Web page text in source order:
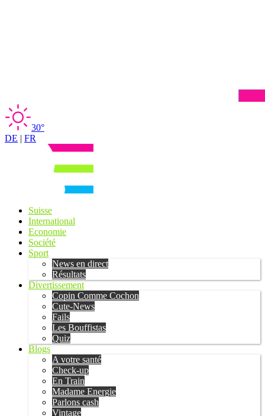
30°
DE | FR
Suisse
International
Economie
Société
Sport
News en direct
Résultats
Divertissement
Copin Comme Cochon
Cute-News
Fails
Les Bouffistas
Quiz
Blogs
A votre santé
Check-up
En Train
Madame Energie
Parlons cash
Vintage